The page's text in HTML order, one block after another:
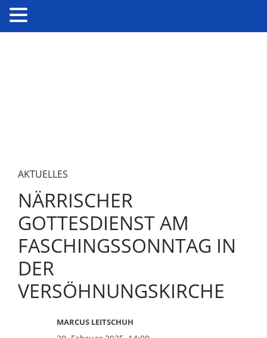
AKTUELLES
NÄRRISCHER
GOTTESDIENST AM
FASCHINGSSONNTAG IN
DER
VERSÖHNUNGSKIRCHE
MARCUS LEITSCHUH